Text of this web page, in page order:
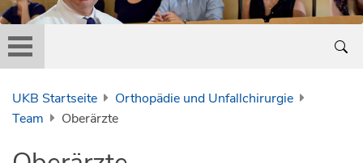
UKB Startseite
Orthopädie und Unfallchirurgie
Team
Oberärzte